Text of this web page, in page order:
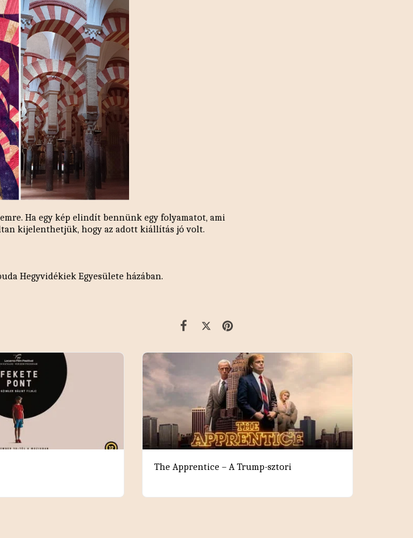
Ha egy kép elindít bennünk egy folyamatot, ami
kijelenthetjük, hogy az adott kiállítás jó volt.
Hegyvidékiek Egyesülete házában.
The Apprentice – A Trump-sztori